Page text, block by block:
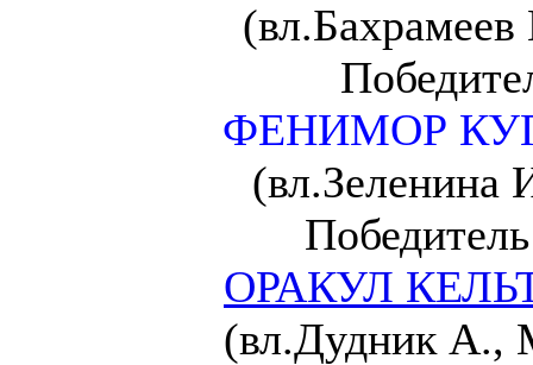
ФЕНИМОР
(вл.Зеленина
ОРАКУЛ
(вл.Дудник А.,